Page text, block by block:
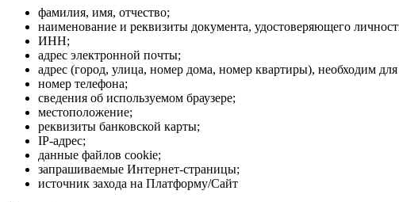
фамилия, имя, отчество;
наименование и реквизиты документа, удостоверяющего
ИНН;
адрес электронной почты;
адрес (город, улица, номер дома, номер квартиры), необходим для
номер телефона;
сведения об используемом браузере;
местоположение;
реквизиты банковской карты;
IP-адрес;
данные файлов cookie;
запрашиваемые Интернет-страницы;
источник захода на Платформу/Сайт